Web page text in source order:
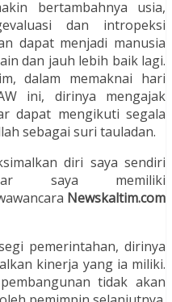
bertambahnya usia,
dan intropeksi
dapat menjadi manusia
dan jauh lebih baik lagi.
dalam memaknai hari
ini, dirinya mengajak
dapat mengikuti segala
sebagai suri tauladan.
diri saya sendiri
saya memiliki
Newskaltim.com
pemerintahan, dirinya
kinerja yang ia miliki.
tidak akan